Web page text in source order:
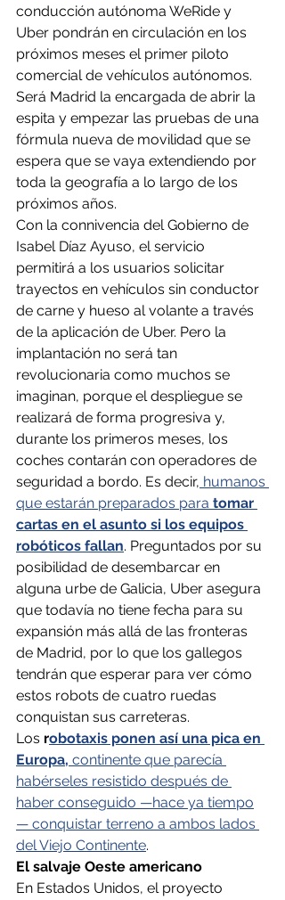
conducción autónoma WeRide y
Uber pondrán en circulación en los
próximos meses el primer piloto
comercial de vehículos autónomos.
Será Madrid la encargada de abrir la
espita y empezar las pruebas de una
fórmula nueva de movilidad que se
espera que se vaya extendiendo por
toda la geografía a lo largo de los
próximos años.
Con la connivencia del Gobierno de
Isabel Díaz Ayuso, el servicio
permitirá a los usuarios solicitar
trayectos en vehículos sin conductor
de carne y hueso al volante a través
de la aplicación de Uber. Pero la
implantación no será tan
revolucionaria como muchos se
imaginan, porque el despliegue se
realizará de forma progresiva y,
durante los primeros meses, los
coches contarán con operadores de
seguridad a bordo. Es decir, humanos
que estarán preparados para tomar
cartas en el asunto si los equipos
robóticos fallan. Preguntados por su
posibilidad de desembarcar en
alguna urbe de Galicia, Uber asegura
que todavía no tiene fecha para su
expansión más allá de las fronteras
de Madrid, por lo que los gallegos
tendrán que esperar para ver cómo
estos robots de cuatro ruedas
conquistan sus carreteras.
Los robotaxis ponen así una pica en
Europa, continente que parecía
habérseles resistido después de
haber conseguido —hace ya tiempo
— conquistar terreno a ambos lados
del Viejo Continente.
El salvaje Oeste americano
En Estados Unidos, el proyecto